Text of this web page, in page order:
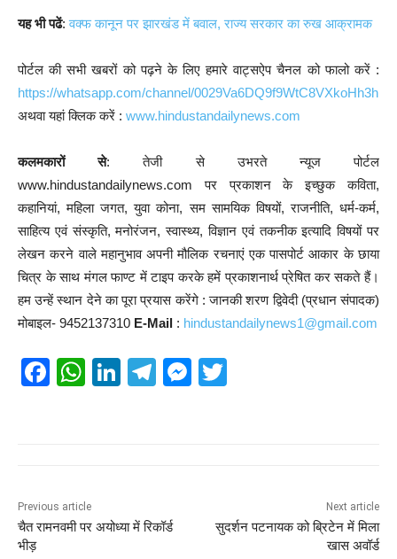
यह भी पढें:वक्फ कानून पर झारखंड में बवाल, राज्य सरकार का रुख आक्रामक
पोर्टल की सभी खबरों को पढ़ने के लिए हमारे वाट्सऐप चैनल को फालो करें :
https://whatsapp.com/channel/0029Va6DQ9f9WtC8VXkoHh3h
अथवा यहां क्लिक करें : www.hindustandailynews.com
कलमकारों से: तेजी से उभरते न्यूज पोर्टल
www.hindustandailynews.com पर प्रकाशन के इच्छुक कविता,
कहानियां, महिला जगत, युवा कोना, सम सामयिक विषयों, राजनीति, धर्म-कर्म,
साहित्य एवं संस्कृति, मनोरंजन, स्वास्थ्य, विज्ञान एवं तकनीक इत्यादि विषयों पर
लेखन करने वाले महानुभाव अपनी मौलिक रचनाएं एक पासपोर्ट आकार के छाया
चित्र के साथ मंगल फाण्ट में टाइप करके हमें प्रकाशनार्थ प्रेषित कर सकते हैं।
हम उन्हें स्थान देने का पूरा प्रयास करेंगे : जानकी शरण द्विवेदी (प्रधान संपादक)
मोबाइल- 9452137310 E-Mail : hindustandailynews1@gmail.com
F
o
o
W
p
p
Li
n
T
m
M
Previous article
चैत रामनवमी पर अयोध्या में रिकॉर्ड
भीड़
Next article
सुदर्शन पटनायक को ब्रिटेन में मिला
खास अवॉर्ड